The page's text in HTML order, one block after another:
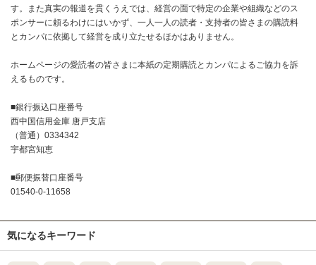
す。また真実の報道を貫くうえでは、経営の面で特定の企業や組織などのス
ポンサーに頼るわけにはいかず、一人一人の読者・支持者の皆さまの購読料
とカンパに依拠して経営を成り立たせるほかはありません。
ホームページの愛読者の皆さまに本紙の定期購読とカンパによるご協力を訴
えるものです。
■銀行振込口座番号
西中国信用金庫 唐戸支店
（普通）0334342
宇都宮知恵
■郵便振替口座番号
01540-0-11658
気になるキーワード